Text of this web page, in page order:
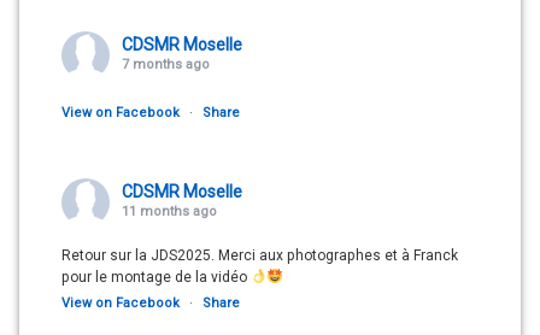
CDSMR Moselle
7 months ago
View on Facebook · Share
CDSMR Moselle
11 months ago
Retour sur la JDS2025. Merci aux photographes et à Franck
pour le montage de la vidéo
View on Facebook · Share